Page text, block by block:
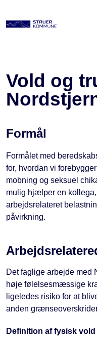
Vold og
Formål
Formålet med
for, hvordan vi
mobning og seksuel
mulig hjælper en
arbejdsrelateret
påvirkning.
Det faglige arbejde med
høje følelsesmæssige
ligeledes risiko for at
anden
Definition af fysisk vold